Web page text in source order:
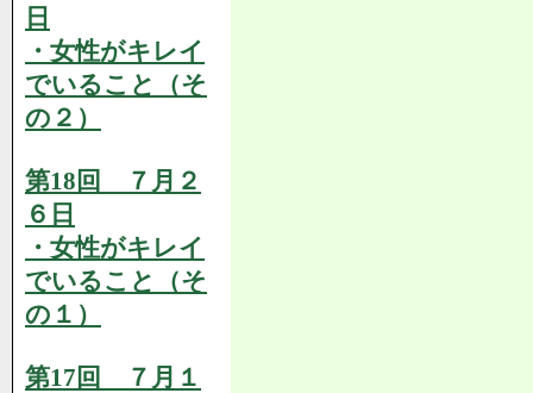
日
・女性がキレイ
でいること（そ
の２）
第18回 ７月２
６日
・女性がキレイ
でいること（そ
の１）
第17回 ７月１